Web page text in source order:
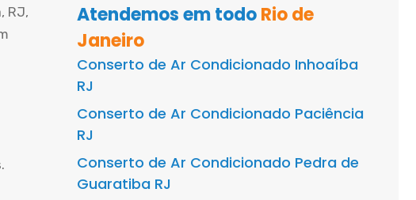
RJ,
Atendemos em todoRio de
Janeiro
Conserto de Ar Condicionado Inhoaíba
RJ
Conserto de Ar Condicionado Paciência
RJ
Conserto de Ar Condicionado Pedra de
Guaratiba RJ